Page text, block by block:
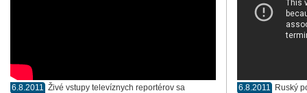
6.8.2011 Živé vstupy televíznych reportérov sa
6.8.2011
Ruský